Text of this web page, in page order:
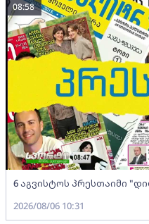
6 აგვისტოს პრესთაიმი
08:58
2026/08/06 10:31